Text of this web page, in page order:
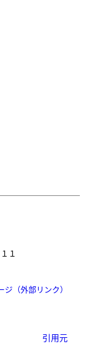
１
（外部リンク）
引用元